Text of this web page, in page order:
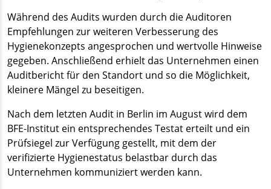
Während des Audits wurden durch die Auditoren
Empfehlungen zur weiteren Verbesserung des
Hygienekonzepts angesprochen und wertvolle Hinweise
gegeben. Anschließend erhielt das Unternehmen einen
Auditbericht für den Standort und so die Möglichkeit,
kleinere Mängel zu beseitigen.
Nach dem letzten Audit in Berlin im August wird dem
BFE-Institut ein entsprechendes Testat erteilt und ein
Prüfsiegel zur Verfügung gestellt, mit dem der
verifizierte Hygienestatus belastbar durch das
Unternehmen kommuniziert werden kann.